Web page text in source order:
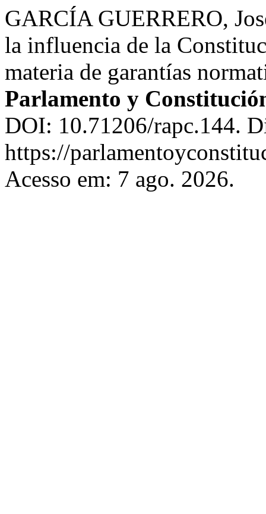
GARCÍA GUERRERO,
la influencia de la
materia de garantías
Parlamento y
DOI: 10.71206/rapc.144.
https://
Acesso em: 7 ago. 2026.